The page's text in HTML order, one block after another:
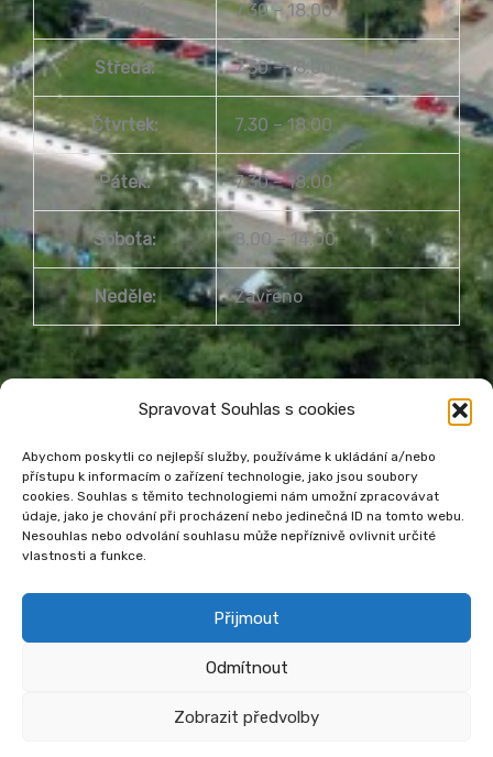
Spravovat Souhlas s cookies
Abychom poskytli co nejlepší služby, používáme k ukládání a/nebo
přístupu k informacím o zařízení technologie, jako jsou soubory
cookies. Souhlas s těmito technologiemi nám umožní zpracovávat
údaje, jako je chování při procházení nebo jedinečná ID na tomto webu.
Nesouhlas nebo odvolání souhlasu může nepříznivě ovlivnit určité
vlastnosti a funkce.
Přijmout
Odmítnout
Zobrazit předvolby
Úterý: 7.30 – 18.00
Středa: 7.30 – 18.00
Čtvrtek: 7.30 – 18.00
Pátek: 7.30 – 18.00
Sobota: 8.00 – 14.00
Neděle: Zavřeno
Městská knihovna Havířov
Prohlášení o přístupnosti webu
Zásady cookies